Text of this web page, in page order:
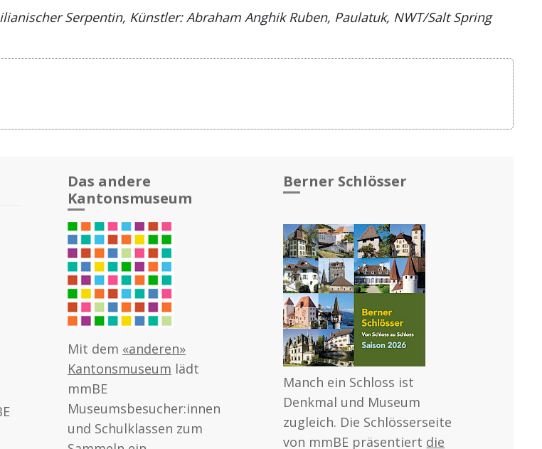
Serpentin, Künstler: Abraham Anghik Ruben, Paulatuk, NWT/Salt Spring
Das andere
Kantonsmuseum
Mit dem «anderen»
Kantonsmuseum lädt
mmBE
Museumsbesucher:innen
und Schulklassen zum
Berner Schlösser
Manch ein Schloss ist
Denkmal und Museum
zugleich. Die Schlösserseite
von mmBE präsentiert die